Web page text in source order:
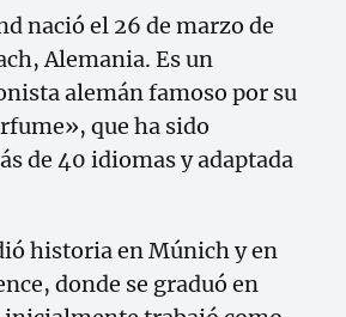
nació el 26 de marzo de
Alemania. Es un
alemán famoso por su
que ha sido
de 40 idiomas y adaptada
historia en Múnich y en
donde se graduó en